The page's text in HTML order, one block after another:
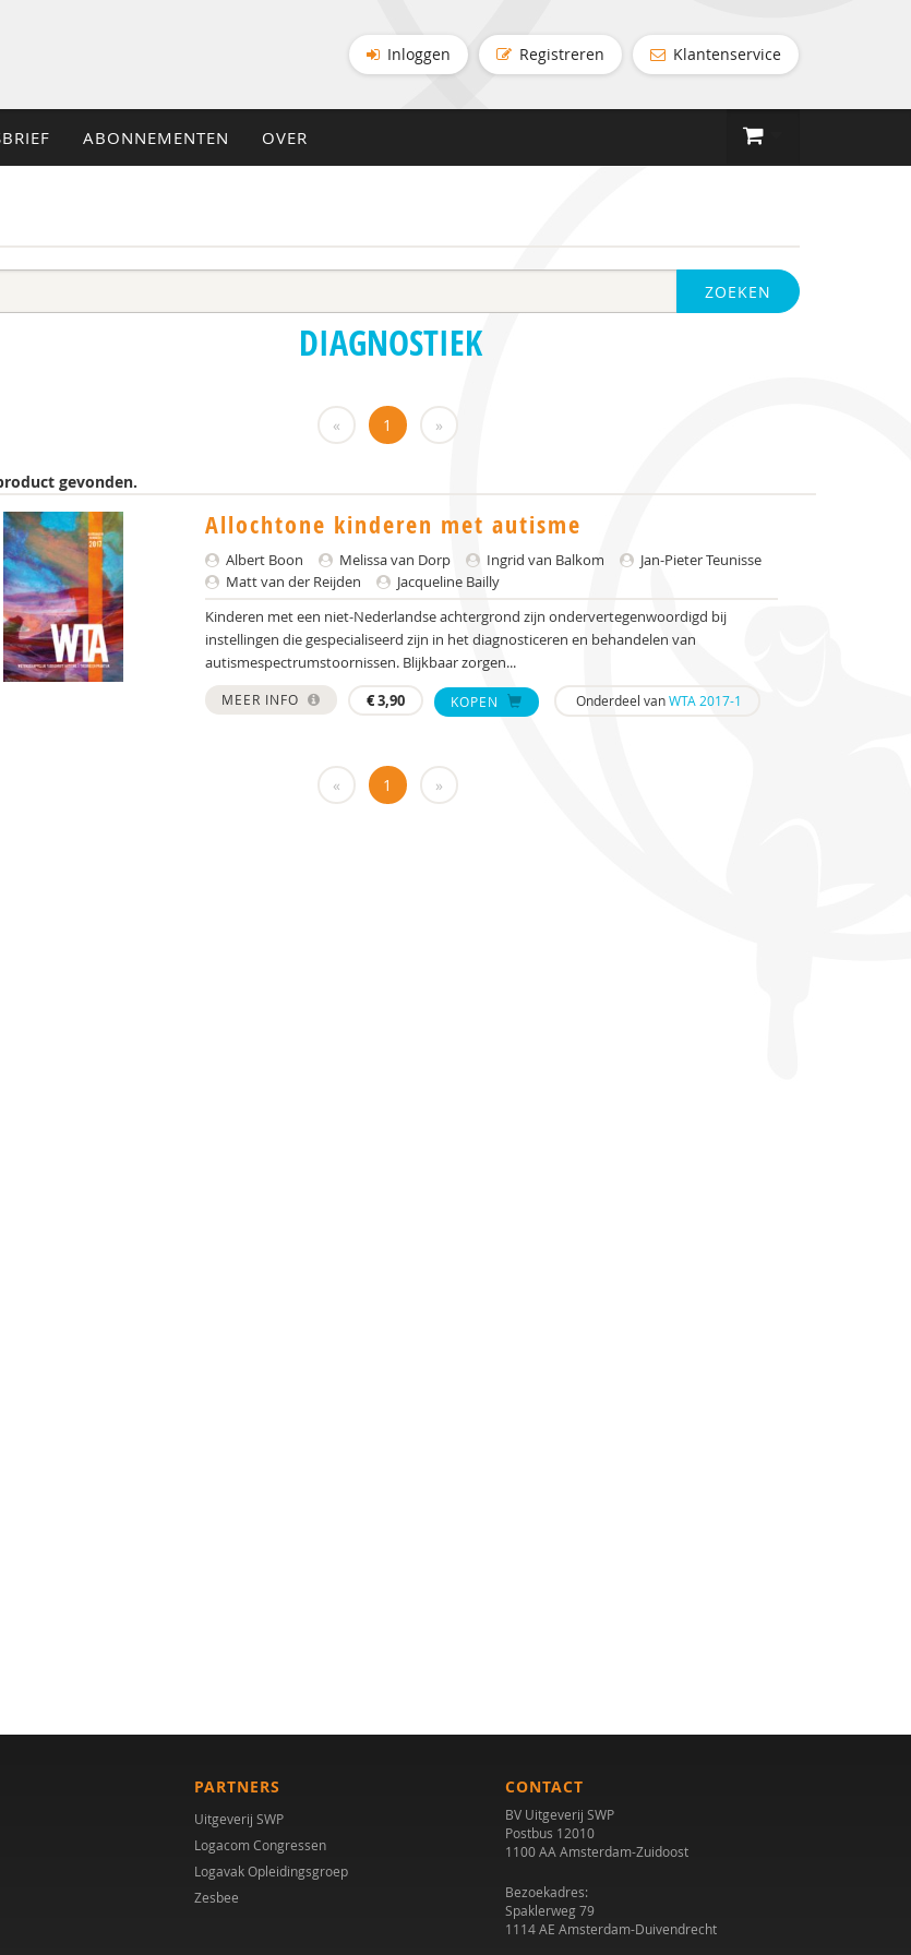
Inloggen Registreren Klantenservice
ABONNEMENTEN OVER
ZOEKEN
DIAGNOSTIEK
« 1 »
gevonden.
Allochtone kinderen met autisme
Albert Boon Melissa van Dorp Ingrid van Balkom
Jan-Pieter Teunisse
Matt van der Reijden
Jacqueline Bailly
Kinderen met een niet-Nederlandse achtergrond zijn ondervertegenwoordigd bij
instellingen die gespecialiseerd zijn in het diagnosticeren en behandelen van
autismespectrumstoornissen. Blijkbaar zorgen...
MEER INFO €3,90 KOPEN Onderdeel vanWTA 2017-1
« 1 »
PARTNERS
Uitgeverij SWP
Logacom Congressen
Logavak Opleidingsgroep
Zesbee
CONTACT
BV Uitgeverij SWP
Postbus 12010
1100 AA Amsterdam-Zuidoost
Bezoekadres:
Spaklerweg 79
1114 AE Amsterdam-Duivendrecht